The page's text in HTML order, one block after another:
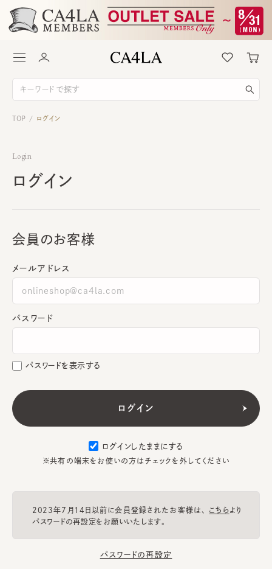
TOP / ログイン
Login
ログイン
会員のお客様
メールアドレス
パスワード
パスワードを表示する
ログインしたままにする
※共有の端末をお使いの方はチェックを外してください
2023年7月14日以前に会員登録されたお客様は、 こちらより
パスワードの再設定をお願いいたします。
パスワードの再設定